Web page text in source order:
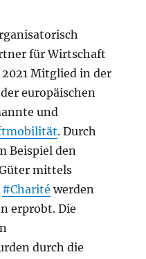
für Wirtschaft
Mitglied in der
europäischen
und
. Durch
Beispiel den
mittels
#Charité werden
erprobt. Die
durch die